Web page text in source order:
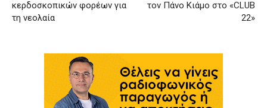
κερδοσκοπικών φορέων για
τη νεολαία
τον Πάνο Κιάμο στο «CLUB
22»